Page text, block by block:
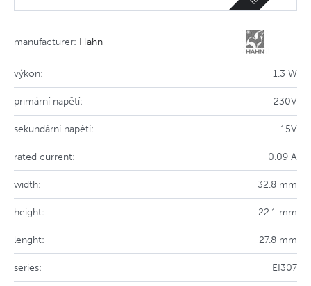
manufacturer: Hahn
výkon: 1.3 W
primární napětí: 230V
sekundární napětí: 15V
rated current: 0.09 A
width: 32.8 mm
height: 22.1 mm
lenght: 27.8 mm
series: EI307